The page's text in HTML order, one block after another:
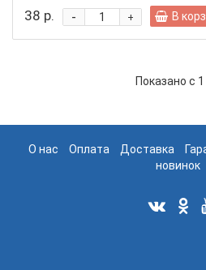
38 р. +
- В
Показано с
О нас Оплата Доставка
новинок